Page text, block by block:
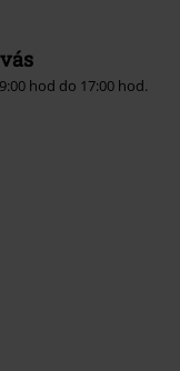
hod do 17:00 hod.